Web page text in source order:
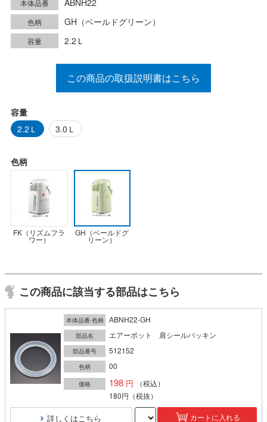
本体品番
色柄 GH（ベールドグリーン）
容量 2.2Ｌ
この商品の取扱説明書はこちら
容量
2.2Ｌ
3.0Ｌ
色柄
FK（リズムフラ
ワー）
GH（ベールドグ
リーン）
この商品に該当する部品はこちら
本体品番-色柄 ABNH22-GH
部品名 エアーポット 肩シールパッキン
部品番号 512152
色柄 00
価格 198
（税込）
180円 （税抜）
詳しくはこちら カートに入れる